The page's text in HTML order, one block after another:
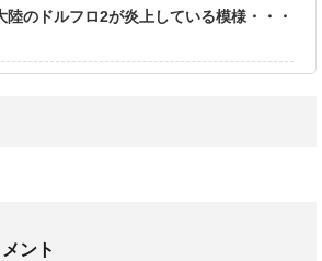
陸のドルフロ2が炎上している模様・・・
ント